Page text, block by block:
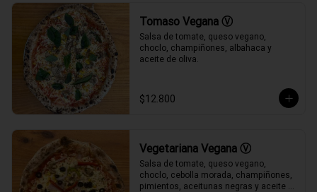
Tomaso Vegana Ⓥ
Salsa de tomate, queso vegano,
choclo, champiñones, albahaca y
aceite de oliva.
$12.800
Vegetariana Vegana Ⓥ
Salsa de tomate, queso vegano,
choclo, cebolla morada, champiñones,
pimientos, aceitunas negras y aceite